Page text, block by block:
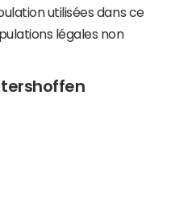
utilisées dans ce
légales non